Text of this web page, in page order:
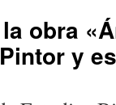
provincia
de
Calatayud
obra
y